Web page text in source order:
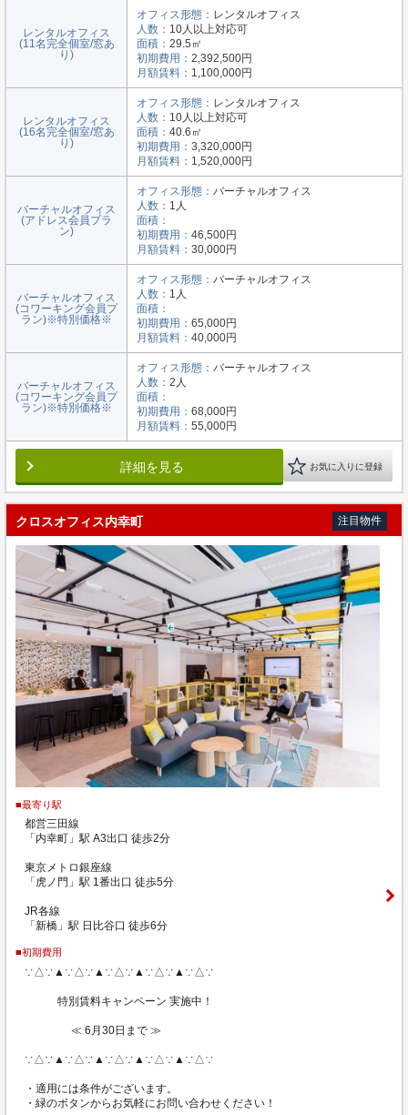
レンタルオフィス
(11名完全個室/窓あ
り)
オフィス形態： レンタルオフィス
人数： 10人以上対応可
面積： 29.5㎡
初期費用： 2,392,500円
月額賃料： 1,100,000円
レンタルオフィス
(16名完全個室/窓あ
り)
オフィス形態： レンタルオフィス
人数： 10人以上対応可
面積： 40.6㎡
初期費用： 3,320,000円
月額賃料： 1,520,000円
バーチャルオフィス
(アドレス会員プラ
ン)
オフィス形態： バーチャルオフィス
人数： 1人
面積：
初期費用： 46,500円
月額賃料： 30,000円
バーチャルオフィス
(コワーキング会員プ
ラン)※特別価格※
オフィス形態： バーチャルオフィス
人数： 1人
面積：
初期費用： 65,000円
月額賃料： 40,000円
バーチャルオフィス
(コワーキング会員プ
ラン)※特別価格※
オフィス形態： バーチャルオフィス
人数： 2人
面積：
初期費用： 68,000円
月額賃料： 55,000円
詳細を見る お気に入りに登録
クロスオフィス内幸町 注目物件
■最寄り駅
都営三田線
「内幸町」駅 A3出口 徒歩2分
東京メトロ銀座線
「虎ノ門」駅 1番出口 徒歩5分
JR各線
「新橋」駅 日比谷口 徒歩6分
■初期費用
∵△∵▲∵△∵▲∵△∵▲∵△∵▲∵△∵
特別賃料キャンペーン 実施中！
≪ 6月30日まで ≫
∵△∵▲∵△∵▲∵△∵▲∵△∵▲∵△∵
・適用には条件がございます。
・緑のボタンからお気軽にお問い合わせください！